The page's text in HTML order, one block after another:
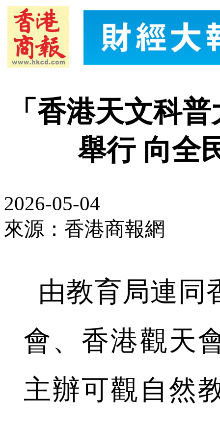
「香港天文科
舉行 向全
2026-05-04
來源：香港商報網
由教育局連同
會、香港觀天
主辦可觀自然